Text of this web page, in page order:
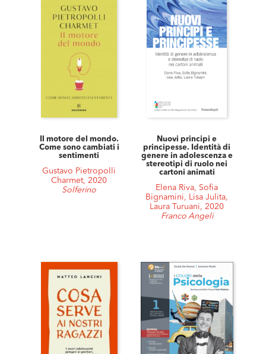
Il motore del mondo.
Come sono cambiati i
sentimenti
Gustavo Pietropolli
Charmet, 2020
Solferino
Nuovi principi e
principesse. Identità di
genere in adolescenza e
stereotipi di ruolo nei
cartoni animati
Elena Riva, Sofia
Bignamini, Lisa Julita,
Laura Turuani, 2020
Franco Angeli